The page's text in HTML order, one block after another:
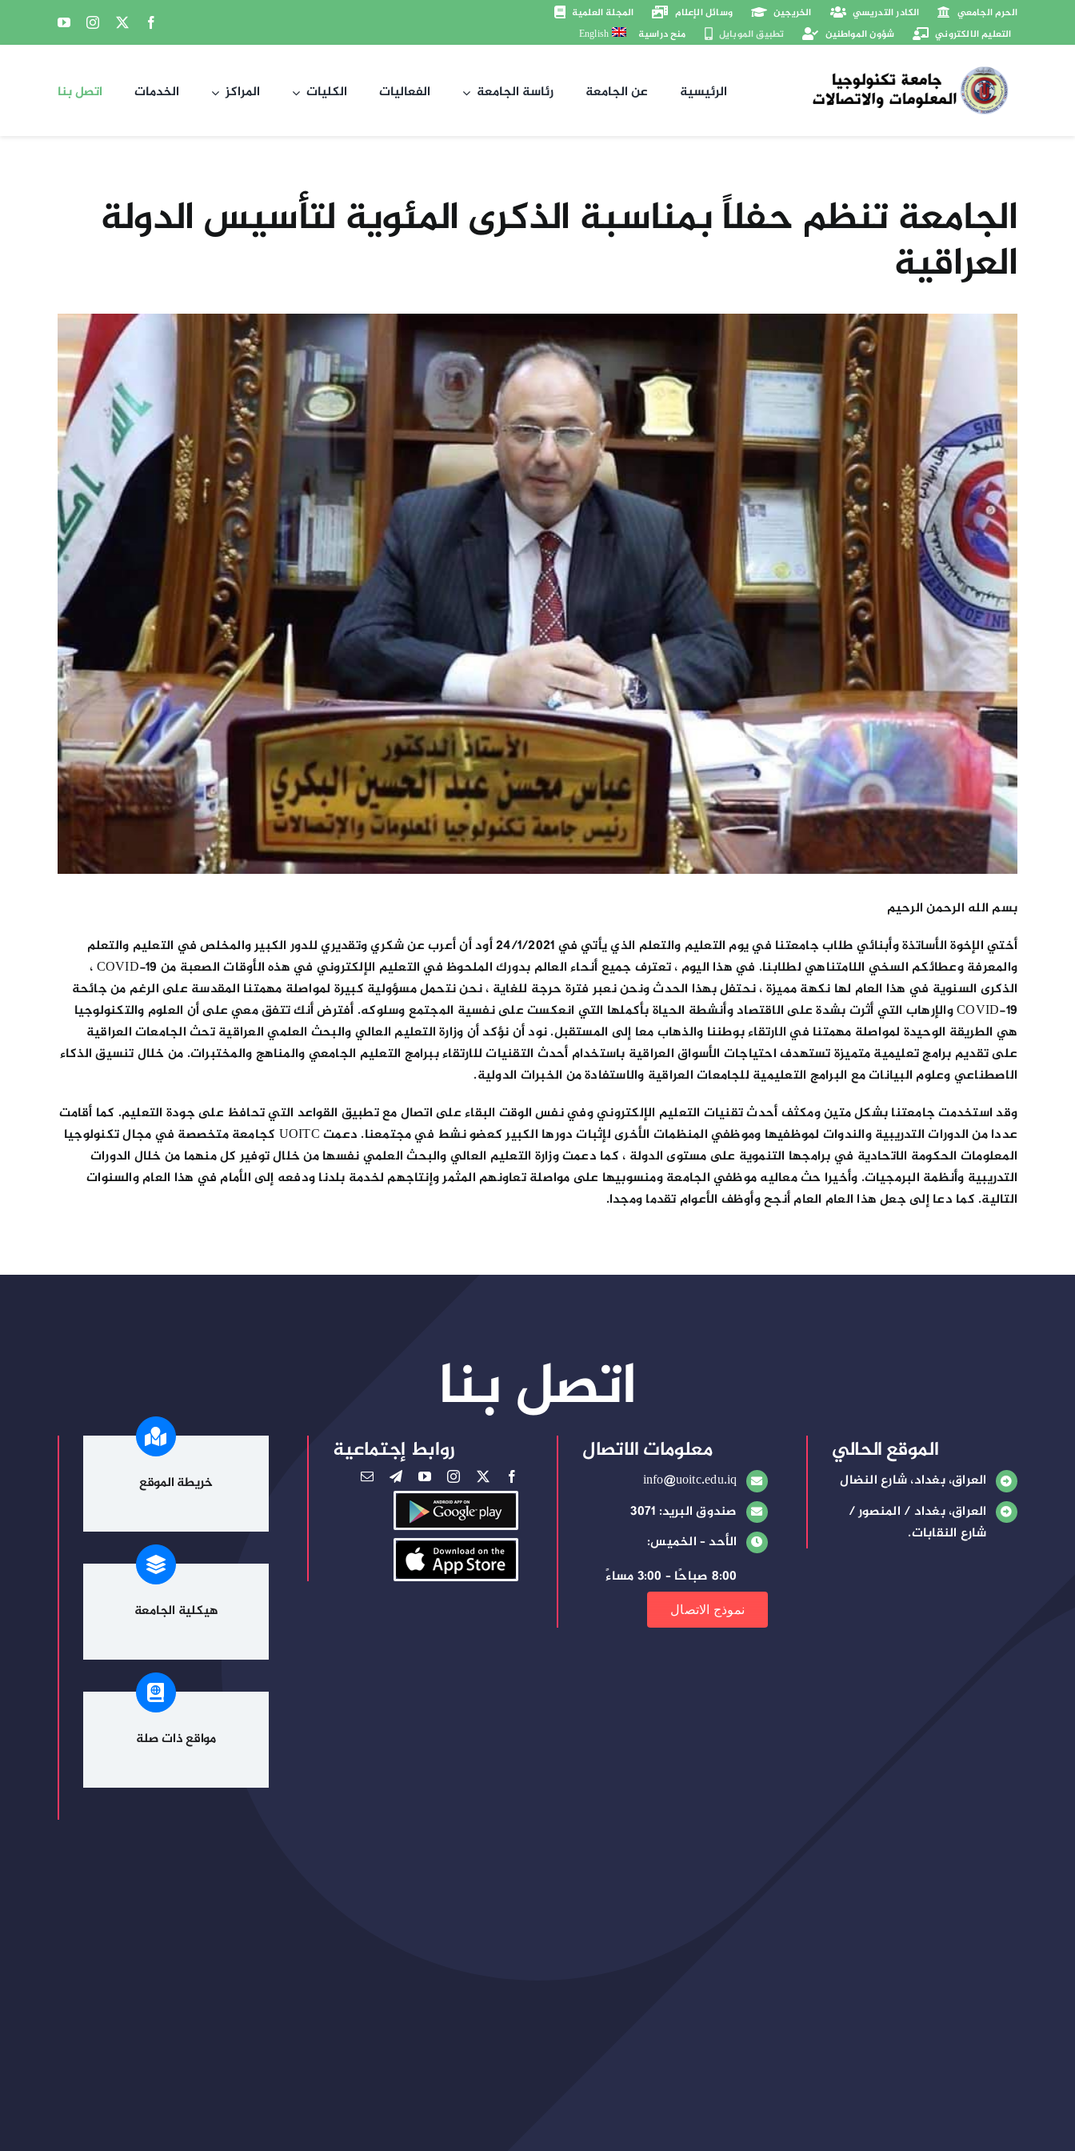
الحرم الجامعي الكادر التدريسي الخريجين وسائل الإعلام
المجلة العلمية
التعليم الالكتروني
شؤون المواطنين تطبيق الموبايل منح دراسية English
الرئيسية عن الجامعة رئاسة الجامعة الفعاليات الكليات المراكز الخدمات اتصل بنا
الجامعة تنظم حفلاً بمناسبة الذكرى المئوية لتأسيس الدولة
العراقية
View
Image
بسم الله الرحمن الرحيم
أختي الإخوة الأساتذة وأبنائي طلاب جامعتنا في يوم التعليم والتعلم الذي يأتي في 24/1/2021 أود أن أعرب عن شكري وتقديري للدور الكبير والمخلص في التعليم والتعلم
والمعرفة وعطائكم السخي اللامتناهي لطلابنا. في هذا اليوم ، تعترف جميع أنحاء العالم بدورك الملحوظ في التعليم الإلكتروني في هذه الأوقات الصعبة من COVID-19 ،
الذكرى السنوية في هذا العام لها نكهة مميزة ، نحتفل بهذا الحدث ونحن نعبر فترة حرجة للغاية ، نحن نتحمل مسؤولية كبيرة لمواصلة مهمتنا المقدسة على الرغم من جائحة
COVID-19 والإرهاب التي أثرت بشدة على الاقتصاد وأنشطة الحياة بأكملها التي انعكست على نفسية المجتمع وسلوكه. أفترض أنك تتفق معي على أن العلوم والتكنولوجيا
هي الطريقة الوحيدة لمواصلة مهمتنا في الارتقاء بوطننا والذهاب معا إلى المستقبل. نود أن نؤكد أن وزارة التعليم العالي والبحث العلمي العراقية تحث الجامعات العراقية
على تقديم برامج تعليمية متميزة تستهدف احتياجات الأسواق العراقية باستخدام أحدث التقنيات للارتقاء ببرامج التعليم الجامعي والمناهج والمختبرات. من خلال تنسيق الذكاء
الاصطناعي وعلوم البيانات مع البرامج التعليمية للجامعات العراقية والاستفادة من الخبرات الدولية.
وقد استخدمت جامعتنا بشكل متين ومكثف أحدث تقنيات التعليم الإلكتروني وفي نفس الوقت البقاء على اتصال مع تطبيق القواعد التي تحافظ على جودة التعليم. كما أقامت
عددا من الدورات التدريبية والندوات لموظفيها وموظفي المنظمات الأخرى لإثبات دورها الكبير كعضو نشط في مجتمعنا. دعمت UOITC كجامعة متخصصة في مجال تكنولوجيا
المعلومات الحكومة الاتحادية في برامجها التنموية على مستوى الدولة ، كما دعمت وزارة التعليم العالي والبحث العلمي نفسها من خلال توفير كل منهما من خلال الدورات
التدريبية وأنظمة البرمجيات. وأخيرا حث معاليه موظفي الجامعة ومنسوبيها على مواصلة تعاونهم المثمر وإنتاجهم لخدمة بلدنا ودفعه إلى الأمام في هذا العام والسنوات
التالية. كما دعا إلى جعل هذا العام العام أنجح وأوظف الأعوام تقدما ومجدا.
اتصل بنا
الموقع الحالي
العراق، بغداد، شارع النضال
العراق، بغداد / المنصور /
شارع النقابات.
معلومات الاتصال
info@uoitc.edu.iq
صندوق البريد: 3071
الأحد – الخميس:
8:00 صباحًا – 3:00 مساءً
نموذج الاتصال
روابط إجتماعية
خريطة الموقع
هيكلية الجامعة
مواقع ذات صلة